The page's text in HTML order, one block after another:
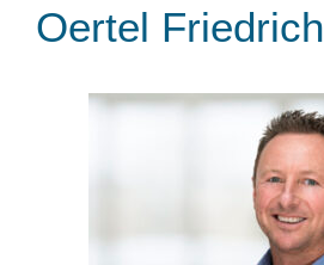
Oertel Friedrich